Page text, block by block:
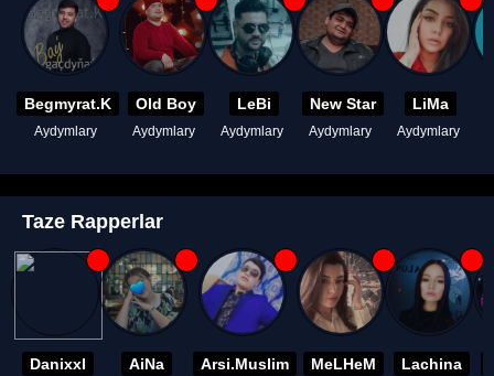
Begmyrat.K
Aydymlary
Old Boy
Aydymlary
LeBi
Aydymlary
New Star
Aydymlary
LiMa
Aydymlary
Taze Rapperlar
Danixxl AiNa Arsi.Muslim MeLHeM Lachina